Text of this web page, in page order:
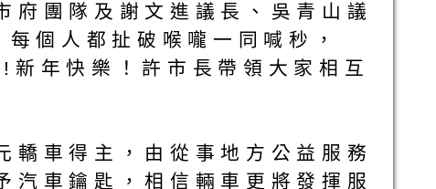
府團隊及謝文進議長、吳青山議
個人都扯破喉嚨一同喊秒，
年快樂！許市長帶領大家相互
轎車得主，由從事地方公益服務
汽車鑰匙，相信輛車更將發揮服